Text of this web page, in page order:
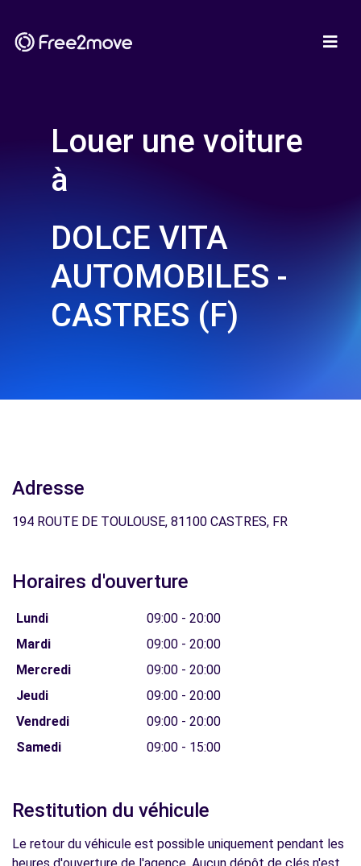
Louer une voiture
à
DOLCE VITA
AUTOMOBILES -
CASTRES (F)
Adresse
194 ROUTE DE TOULOUSE, 81100 CASTRES, FR
Horaires d'ouverture
Lundi
09:00 - 20:00
Mardi
09:00 - 20:00
Mercredi
09:00 - 20:00
Jeudi
09:00 - 20:00
Vendredi
09:00 - 20:00
Samedi
09:00 - 15:00
Restitution du véhicule
Le retour du véhicule est possible uniquement pendant les